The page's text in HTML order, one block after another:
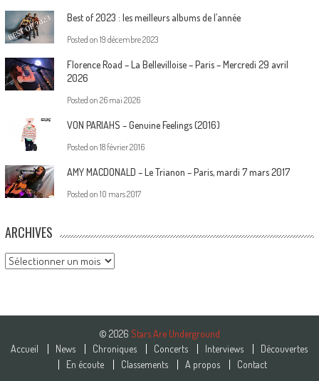
Best of 2023 : les meilleurs albums de l’année
Posted on 19 décembre 2023
Florence Road – La Bellevilloise – Paris – Mercredi 29 avril
2026
Posted on 26 mai 2026
VON PARIAHS – Genuine Feelings (2016)
Posted on 18 février 2016
AMY MACDONALD – Le Trianon – Paris, mardi 7 mars 2017
Posted on 10 mars 2017
ARCHIVES
Archives
© 2026 Stars Are Underground
Accueil
News Chroniques Concerts Interviews
Découvertes
En écoute
Classements A propos Contact